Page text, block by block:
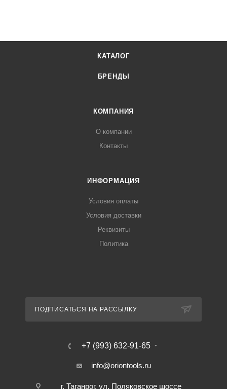
КАТАЛОГ
БРЕНДЫ
КОМПАНИЯ
О компании
Контакты
ИНФОРМАЦИЯ
Условия оплаты
Условия доставки
Реквизиты
Политика
ПОДПИСАТЬСЯ НА РАССЫЛКУ
+7 (993) 632-91-65
info@oriontools.ru
г. Таганрог, ул. Поляковское шоссе